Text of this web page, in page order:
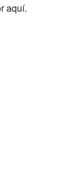
aquí.